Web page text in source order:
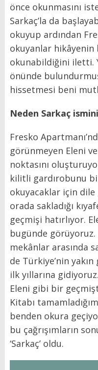
önce okunmasını
Sarkaç’la da
okuyup ardından
okuyanlar hikâyenin
okunabildiğini iletti.
önünde
hissetmesi beni
Neden Sarkaç
Fresko
görünmeyen Eleni
noktasını
kilitli gardırobunu
okuyacaklar için
orada sakladığı
geçmişi hatırlıyor.
bugünde görüyoruz.
mekânlar arasında
de Türkiye’nin
ilk yıllarına
Eleni gibi bir
Kitabı
benden okura
bu çağrışımların
‘Sarkaç’ oldu.